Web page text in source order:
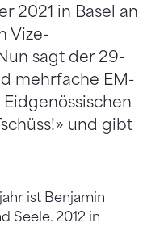
2021 in Basel an
Vize-
sagt der 29-
mehrfache EM-
und gibt
ist Benjamin
Seele. 2012 in